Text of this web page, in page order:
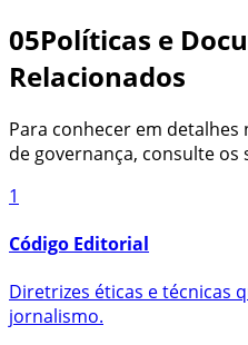
05Políticas e
Relacionados
Para conhecer em
de governança, consulte
1
Código Editorial
Diretrizes éticas e técnicas
jornalismo.